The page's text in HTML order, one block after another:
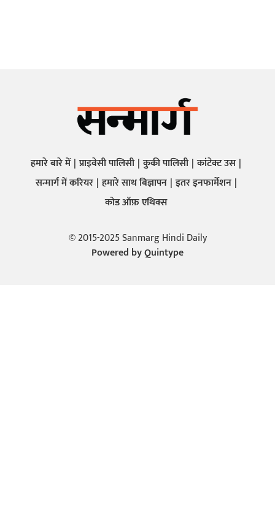
हमारे बारे में प्राइवेसी पालिसी कुकी पालिसी कांटेक्ट उस
सन्मार्ग में करियर हमारे साथ बिज्ञापन इतर इनफार्मेशन
कोड ऑफ़ एथिक्स
© 2015-2025 Sanmarg Hindi Daily
Powered byQuintype